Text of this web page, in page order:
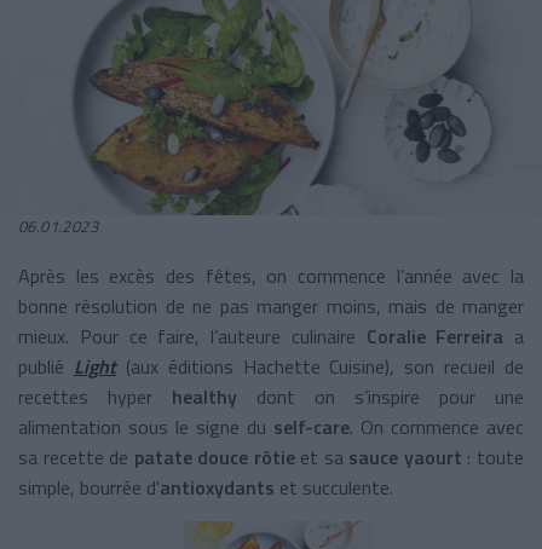
06.01.2023
Après les excès des fêtes, on commence l’année avec la
bonne résolution de ne pas manger moins, mais de manger
mieux. Pour ce faire, l’auteure culinaire Coralie Ferreira a
publié Light (aux éditions Hachette Cuisine), son recueil de
recettes hyper healthy dont on s’inspire pour une
alimentation sous le signe du self-care. On commence avec
sa recette de patate douce rôtieet sa sauce yaourt : toute
simple, bourrée d'antioxydants et succulente.